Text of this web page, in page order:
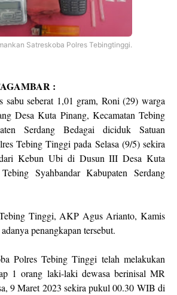
Satreskoba Polres Tebingtinggi.
:
seberat 1,01 gram, Roni (29) warga
Desa Kuta Pinang, Kecamatan Tebing
Serdang Bedagai diciduk Satuan
Tebing Tinggi pada Selasa (9/5) sekira
Kebun Ubi di Dusun III Desa Kuta
Syahbandar Kabupaten Serdang
Tinggi, AKP Agus Arianto, Kamis
penangkapan tersebut.
Polres Tebing Tinggi telah melakukan
1 orang laki-laki dewasa berinisal MR
9 Maret 2023 sekira pukul 00.30 WIB di